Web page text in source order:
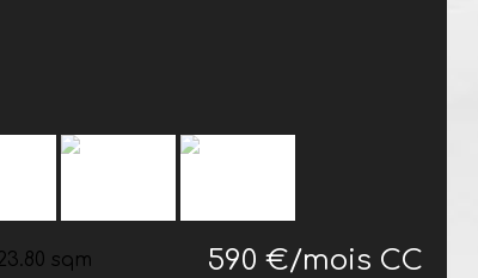
sqm 590 €/mois CC